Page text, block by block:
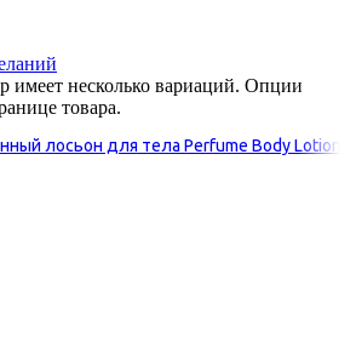
имеет несколько вариаций. Опции
товара.
лосьон для тела Perfume Body Lotion